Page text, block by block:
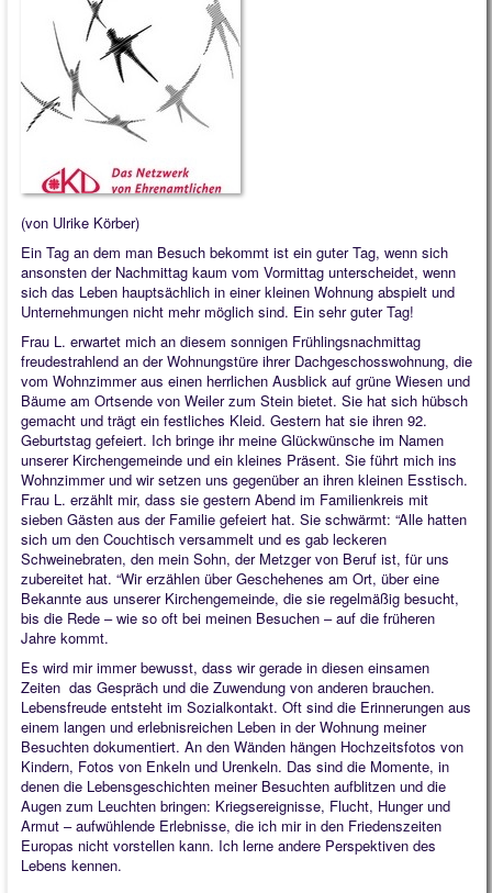
Kindergarten
(von Ulrike Körber)
Ein Tag an dem man Besuch bekommt ist ein guter Tag, wenn sich
ansonsten der Nachmittag kaum vom Vormittag unterscheidet, wenn
sich das Leben hauptsächlich in einer kleinen Wohnung abspielt und
Unternehmungen nicht mehr möglich sind. Ein sehr guter Tag!
Frau L. erwartet mich an diesem sonnigen Frühlingsnachmittag
freudestrahlend an der Wohnungstüre ihrer Dachgeschosswohnung, die
vom Wohnzimmer aus einen herrlichen Ausblick auf grüne Wiesen und
Bäume am Ortsende von Weiler zum Stein bietet. Sie hat sich hübsch
gemacht und trägt ein festliches Kleid. Gestern hat sie ihren 92.
Geburtstag gefeiert. Ich bringe ihr meine Glückwünsche im Namen
unserer Kirchengemeinde und ein kleines Präsent. Sie führt mich ins
Wohnzimmer und wir setzen uns gegenüber an ihren kleinen Esstisch.
Frau L. erzählt mir, dass sie gestern Abend im Familienkreis mit
sieben Gästen aus der Familie gefeiert hat. Sie schwärmt: “Alle hatten
sich um den Couchtisch versammelt und es gab leckeren
Schweinebraten, den mein Sohn, der Metzger von Beruf ist, für uns
zubereitet hat. “Wir erzählen über Geschehenes am Ort, über eine
Bekannte aus unserer Kirchengemeinde, die sie regelmäßig besucht,
bis die Rede – wie so oft bei meinen Besuchen – auf die früheren
Jahre kommt.
Es wird mir immer bewusst, dass wir gerade in diesen einsamen
Zeiten das Gespräch und die Zuwendung von anderen brauchen.
Lebensfreude entsteht im Sozialkontakt. Oft sind die Erinnerungen aus
einem langen und erlebnisreichen Leben in der Wohnung meiner
Besuchten dokumentiert. An den Wänden hängen Hochzeitsfotos von
Kindern, Fotos von Enkeln und Urenkeln. Das sind die Momente, in
denen die Lebensgeschichten meiner Besuchten aufblitzen und die
Augen zum Leuchten bringen: Kriegsereignisse, Flucht, Hunger und
Armut – aufwühlende Erlebnisse, die ich mir in den Friedenszeiten
Europas nicht vorstellen kann. Ich lerne andere Perspektiven des
Lebens kennen.